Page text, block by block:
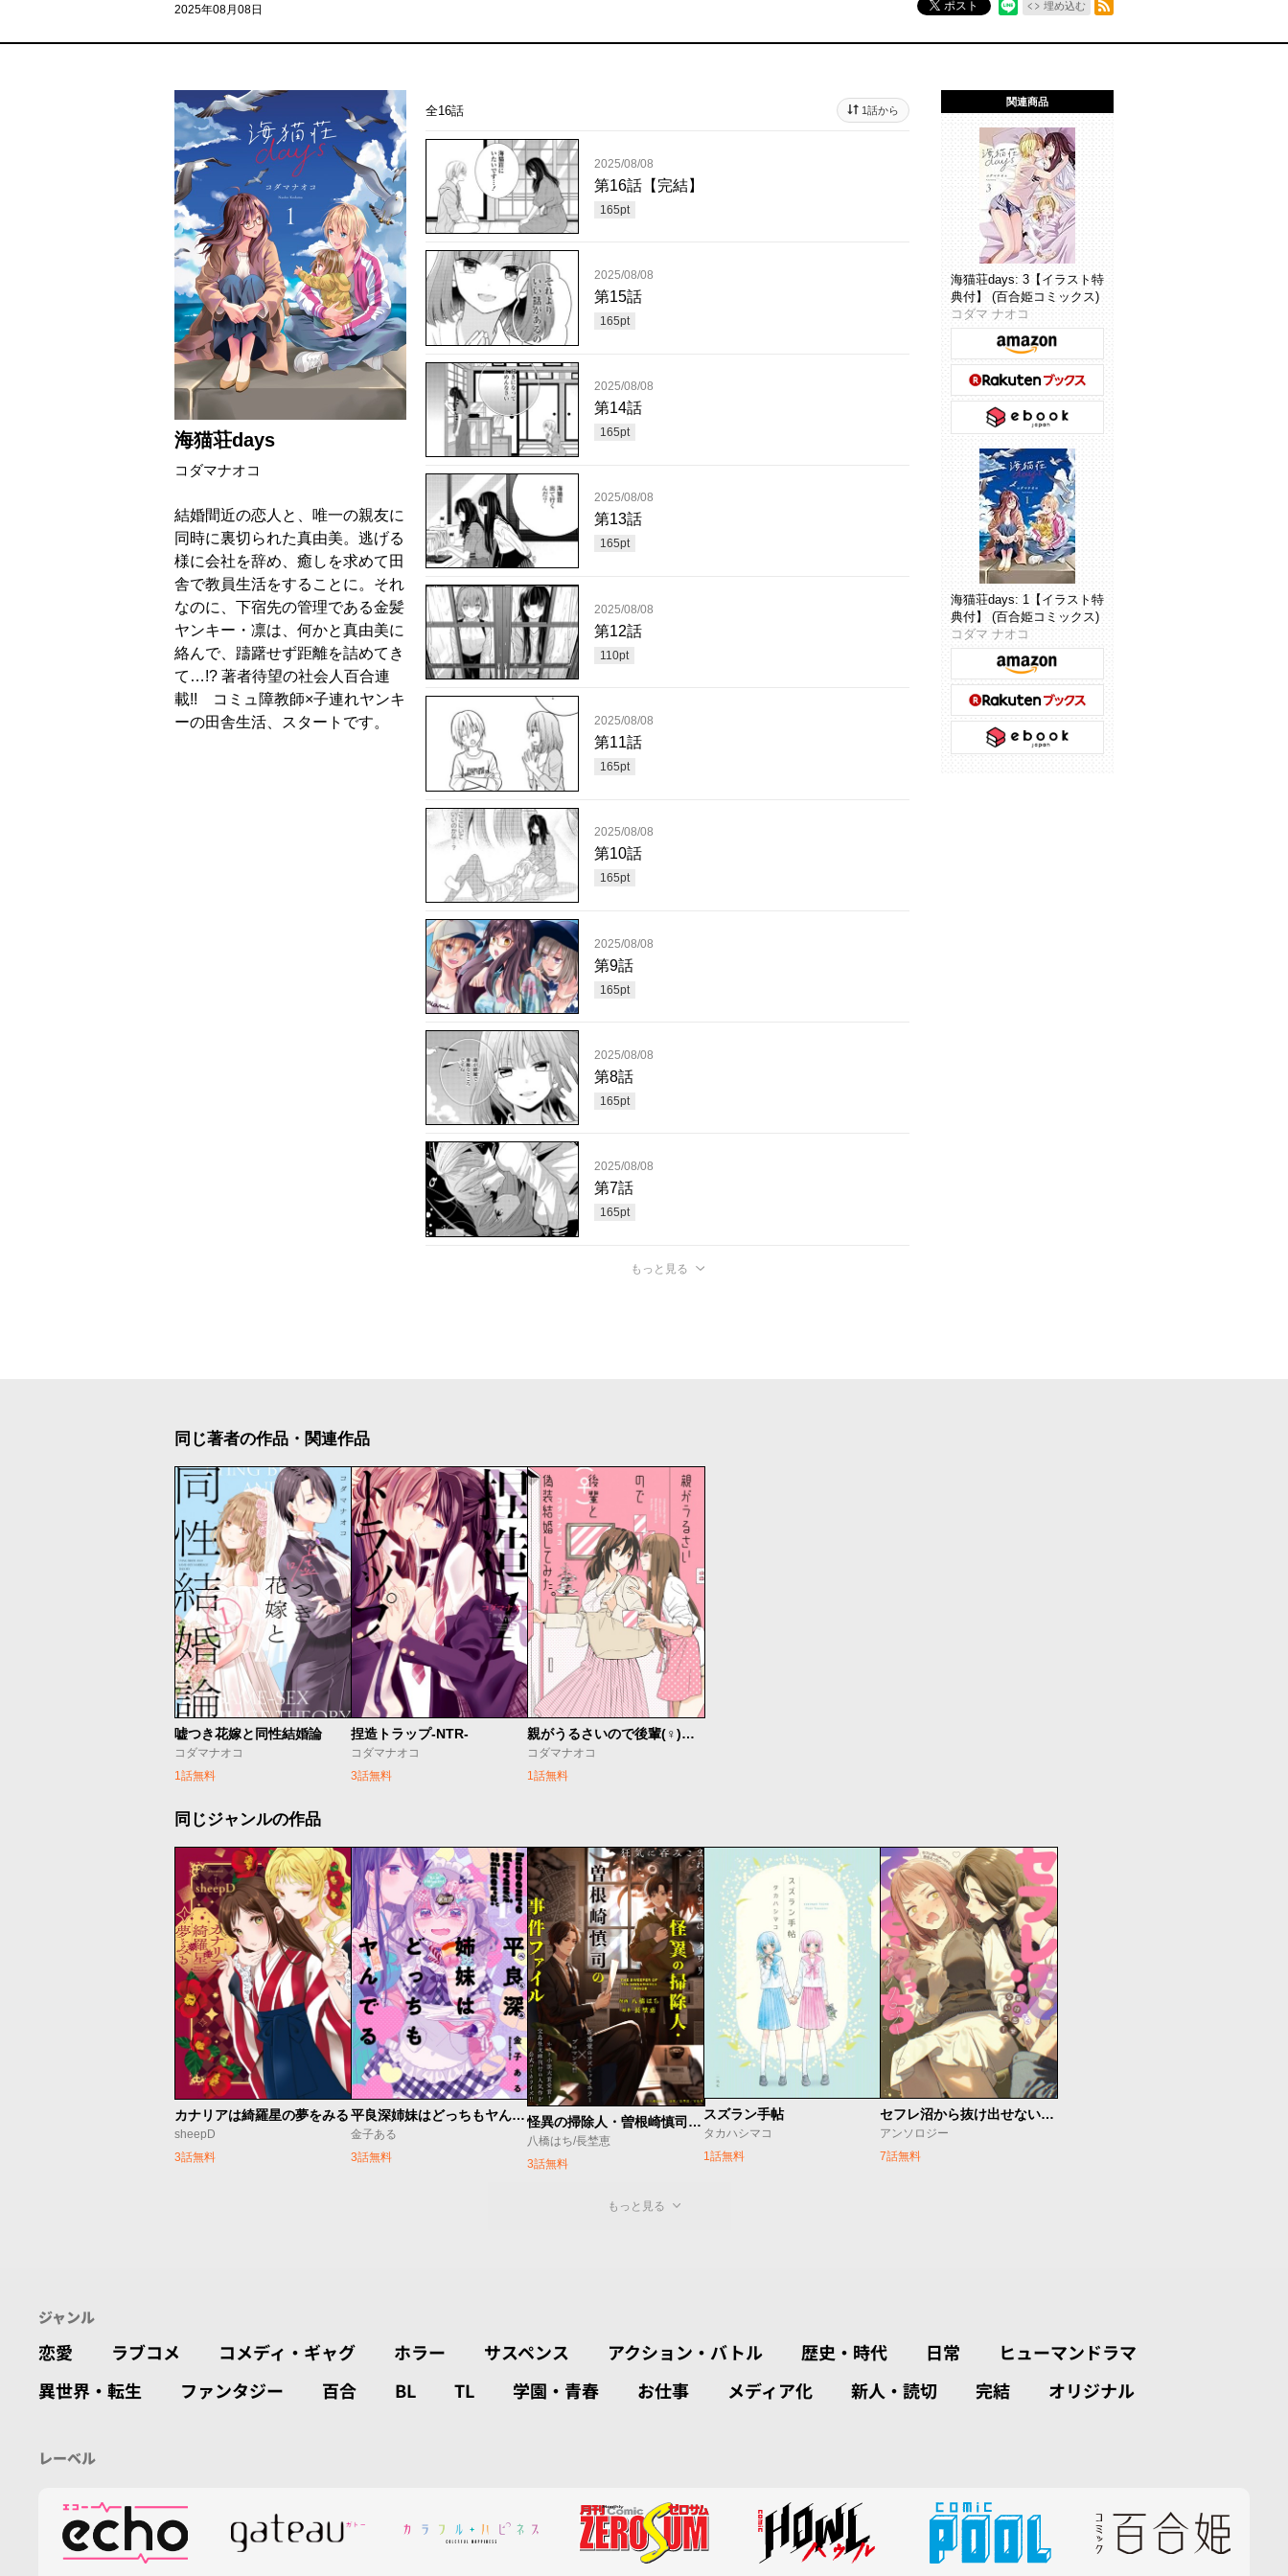
2025年08月08日 ポスト 埋め込む
海猫荘days
コダマナオコ
結婚間近の恋人と、唯一の親友に
同時に裏切られた真由美。逃げる
様に会社を辞め、癒しを求めて田
舎で教員生活をすることに。それ
なのに、下宿先の管理である金髪
ヤンキー・凛は、何かと真由美に
絡んで、躊躇せず距離を詰めてき
て…!? 著者待望の社会人百合連
載!! コミュ障教師×子連れヤンキ
ーの田舎生活、スタートです。
全16話 1話から
2025/08/08
第16話【完結】
165pt
2025/08/08
第15話
165pt
2025/08/08
第14話
165pt
2025/08/08
第13話
165pt
2025/08/08
第12話
110pt
2025/08/08
第11話
165pt
2025/08/08
第10話
165pt
2025/08/08
第9話
165pt
2025/08/08
第8話
165pt
2025/08/08
第7話
165pt
もっと見る
関連商品
海猫荘days: 3【イラスト特
典付】 (百合姫コミックス)
コダマ ナオコ
海猫荘days: 1【イラスト特
典付】 (百合姫コミックス)
コダマ ナオコ
同じ著者の作品・関連作品
嘘つき花嫁と同性結婚論
コダマナオコ
1話無料
捏造トラップ-NTR-
コダマナオコ
3話無料
親がうるさいので後輩(♀)と偽装結婚してみた。
コダマナオコ
1話無料
同じジャンルの作品
カナリアは綺羅星の夢をみる
sheepD
3話無料
平良深姉妹はどっちもヤんでる
金子ある
3話無料
怪異の掃除人・曽根崎慎司の事件ファイル
八橋はち/長埜恵
3話無料
スズラン手帖
タカハシマコ
1話無料
セフレ沼から抜け出せないっ！百合えっちアンソロジー
アンソロジー
7話無料
もっと見る
ジャンル
恋愛 ラブコメ コメディ・ギャグ ホラー サスペンス アクション・バトル 歴史・時代 日常
ヒューマンドラマ
異世界・転生
ファンタジー 百合 BL TL 学園・青春 お仕事 メディア化 新人・読切 完結 オリジナル
レーベル